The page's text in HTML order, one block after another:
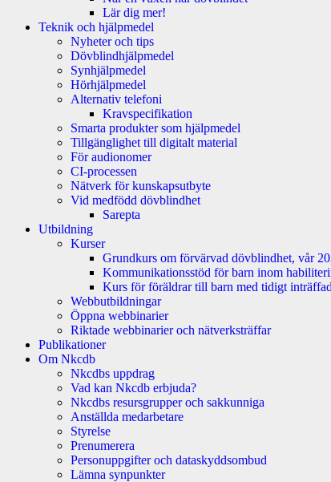
Lär dig mer!
Teknik och hjälpmedel
Nyheter och tips
Dövblindhjälpmedel
Synhjälpmedel
Hörhjälpmedel
Alternativ telefoni
Kravspecifikation
Smarta produkter som hjälpmedel
Tillgänglighet till digitalt material
För audionomer
CI-processen
Nätverk för kunskapsutbyte
Vid medfödd dövblindhet
Sarepta
Utbildning
Kurser
Grundkurs om förvärvad dövblindhet, vår
Kommunikationsstöd för barn inom
Kurs för föräldrar till barn med tidigt
Webbutbildningar
Öppna webbinarier
Riktade webbinarier och nätverksträffar
Publikationer
Om Nkcdb
Nkcdbs uppdrag
Vad kan Nkcdb erbjuda?
Nkcdbs resursgrupper och sakkunniga
Anställda medarbetare
Styrelse
Prenumerera
Personuppgifter och dataskyddsombud
Lämna synpunkter